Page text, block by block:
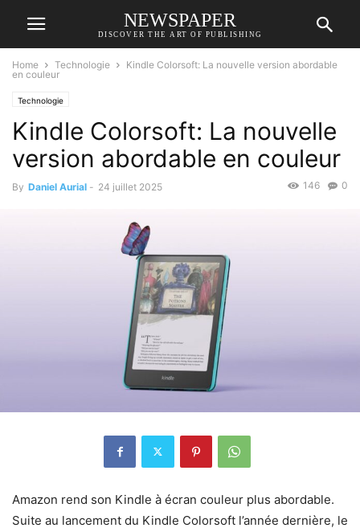
NEWSPAPER
DISCOVER THE ART OF PUBLISHING
Home Technologie
Kindle Colorsoft: La nouvelle version abordable
en couleur
Technologie
Kindle Colorsoft: La nouvelle
version abordable en couleur
By Daniel Aurial - 24 juillet 2025 0
146
Amazon rend son Kindle à écran couleur plus abordable.
Suite au lancement du Kindle Colorsoft l’année dernière, le